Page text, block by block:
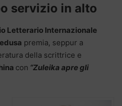
servizio in alto
Letterario Internazionale
premia, seppur a
della scrittrice e
con “Zuleika apre gli